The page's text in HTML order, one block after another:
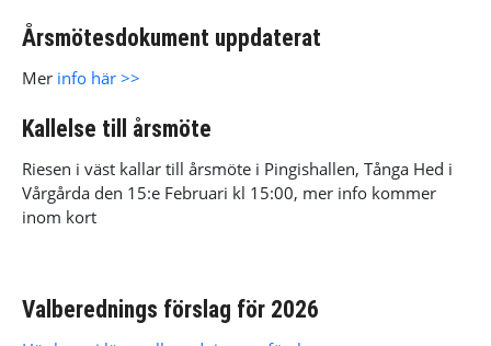
Årsmötesdokument uppdaterat
Mer info här >>
Kallelse till årsmöte
Riesen i väst kallar till årsmöte i Pingishallen, Tånga Hed i
Vårgårda den 15:e Februari kl 15:00, mer info kommer
inom kort
Valberednings förslag för 2026